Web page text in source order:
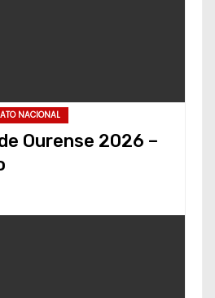
NACIONAL
Ourense 2026 –